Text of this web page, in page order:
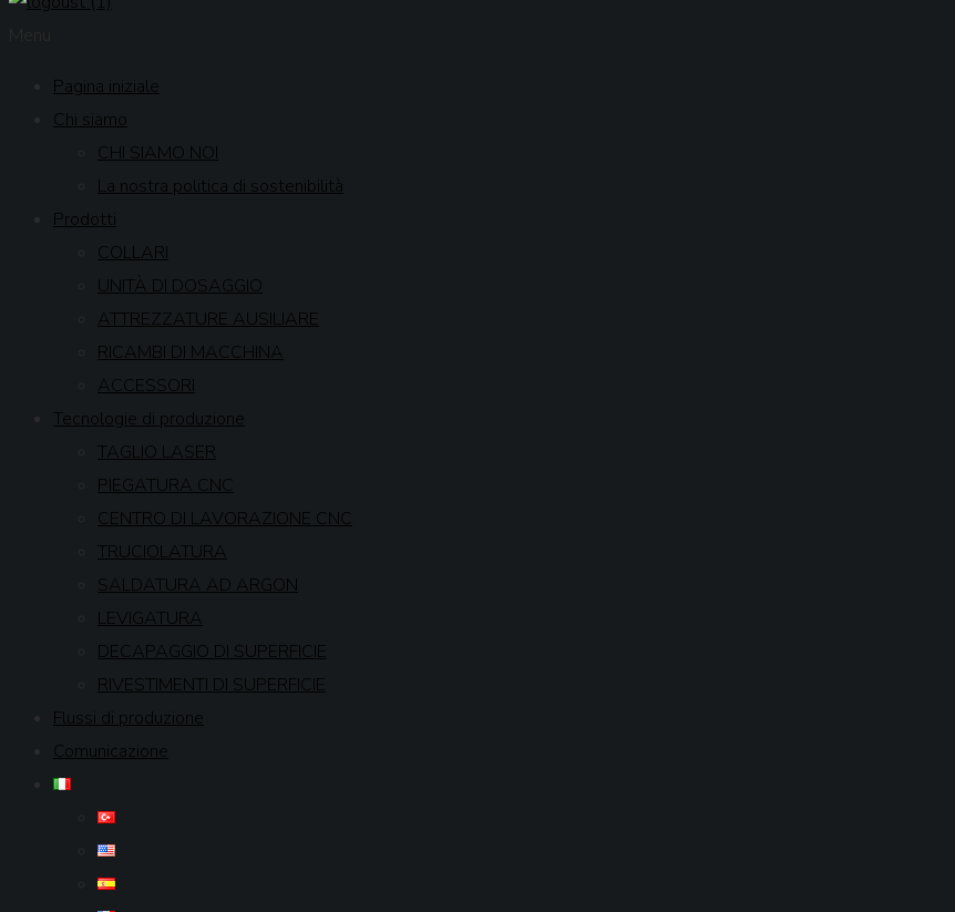
Pagina iniziale
Chi siamo
CHI SIAMO NOI
La nostra politica di sostenibilità
Prodotti
COLLARI
UNITÀ DI DOSAGGIO
ATTREZZATURE AUSILIARE
RICAMBI DI MACCHINA
ACCESSORI
Tecnologie di produzione
TAGLIO LASER
PIEGATURA CNC
CENTRO DI LAVORAZIONE CNC
TRUCIOLATURA
SALDATURA AD ARGON
LEVIGATURA
DECAPAGGIO DI SUPERFICIE
RIVESTIMENTI DI SUPERFICIE
Flussi di produzione
Comunicazione